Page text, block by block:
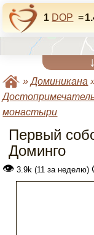
1 DOP =
↓
»Доминикана
монастыри
Первый
Доминго
👁 3.9k (11 за неделю)